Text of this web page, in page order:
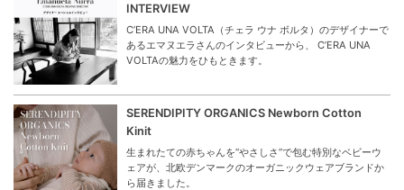
INTERVIEW
C’ERA UNA VOLTA（チェラ ウナ ボルタ）のデザイナーで
あるエマヌエラさんのインタビューから、 C’ERA UNA
VOLTAの魅力をひもときます。
SERENDIPITY ORGANICS Newborn Cotton
Kinit
生まれたての赤ちゃんを“やさしさ”で包む特別なベビーウ
ェアが、北欧デンマークのオーガニックウェアブランドか
ら届きました。